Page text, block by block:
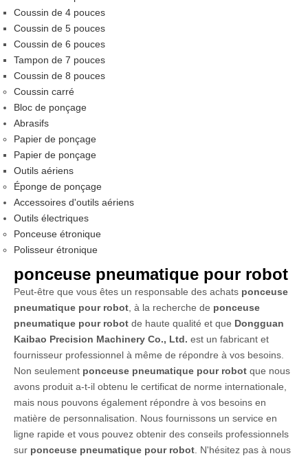
Coussin de 4 pouces
Coussin de 5 pouces
Coussin de 6 pouces
Tampon de 7 pouces
Coussin de 8 pouces
Coussin carré
Bloc de ponçage
Abrasifs
Papier de ponçage
Papier de ponçage
Outils aériens
Éponge de ponçage
Accessoires d'outils aériens
Outils électriques
Ponceuse étronique
Polisseur étronique
ponceuse pneumatique pour robot
Peut-être que vous êtes un responsable des achats ponceuse
pneumatique pour robot , à la recherche de ponceuse
pneumatique pour robot de haute qualité et que Dongguan
Kaibao Precision Machinery Co., Ltd. est un fabricant et
fournisseur professionnel à même de répondre à vos besoins.
Non seulement ponceuse pneumatique pour robot que nous
avons produit a-t-il obtenu le certificat de norme internationale,
mais nous pouvons également répondre à vos besoins en
matière de personnalisation. Nous fournissons un service en
ligne rapide et vous pouvez obtenir des conseils professionnels
sur ponceuse pneumatique pour robot . N'hésitez pas à nous